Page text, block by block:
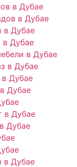
в Дубае
в Дубае
в Дубае
в Дубае
в Дубае
в Дубае
в Дубае
Дубае
в Дубае
Дубае
в Дубае